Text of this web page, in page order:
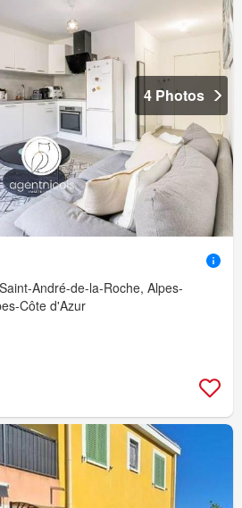
4 Photos
André-de-la-Roche, Alpes-
Côte d'Azur